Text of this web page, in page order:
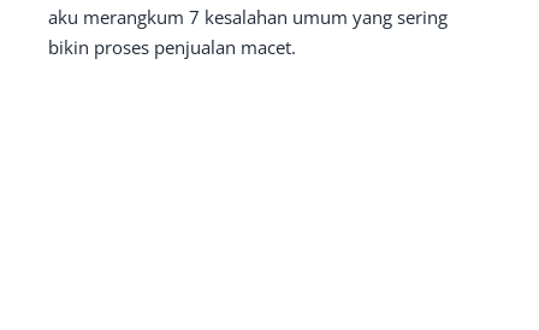
aku merangkum 7 kesalahan umum yang sering
bikin proses penjualan macet.